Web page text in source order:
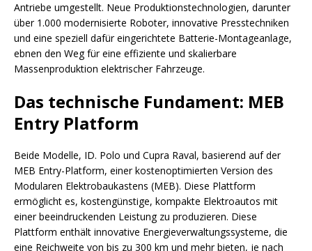
Antriebe umgestellt. Neue Produktionstechnologien, darunter
über 1.000 modernisierte Roboter, innovative Presstechniken
und eine speziell dafür eingerichtete Batterie-Montageanlage,
ebnen den Weg für eine effiziente und skalierbare
Massenproduktion elektrischer Fahrzeuge.
Das technische Fundament: MEB
Entry Platform
Beide Modelle, ID. Polo und Cupra Raval, basierend auf der
MEB Entry-Platform, einer kostenoptimierten Version des
Modularen Elektrobaukastens (MEB). Diese Plattform
ermöglicht es, kostengünstige, kompakte Elektroautos mit
einer beeindruckenden Leistung zu produzieren. Diese
Plattform enthält innovative Energieverwaltungssysteme, die
eine Reichweite von bis zu 300 km und mehr bieten, je nach